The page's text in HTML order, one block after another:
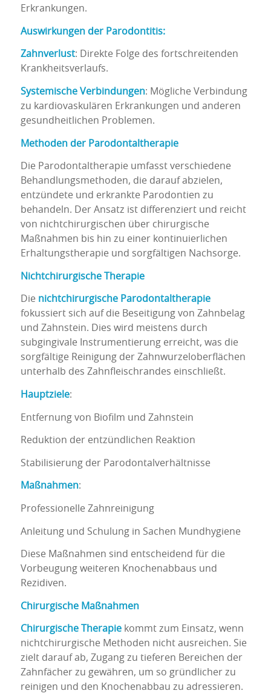
Erkrankungen.
Auswirkungen der Parodontitis:
Zahnverlust: Direkte Folge des fortschreitenden
Krankheitsverlaufs.
Systemische Verbindungen: Mögliche Verbindung
zu kardiovaskulären Erkrankungen und anderen
gesundheitlichen Problemen.
Methoden der Parodontaltherapie
Die Parodontaltherapie umfasst verschiedene
Behandlungsmethoden, die darauf abzielen,
entzündete und erkrankte Parodontien zu
behandeln. Der Ansatz ist differenziert und reicht
von nichtchirurgischen über chirurgische
Maßnahmen bis hin zu einer kontinuierlichen
Erhaltungstherapie und sorgfältigen Nachsorge.
Nichtchirurgische Therapie
Die nichtchirurgische Parodontaltherapie
fokussiert sich auf die Beseitigung von Zahnbelag
und Zahnstein. Dies wird meistens durch
subgingivale Instrumentierung erreicht, was die
sorgfältige Reinigung der Zahnwurzeloberflächen
unterhalb des Zahnfleischrandes einschließt.
Hauptziele:
Entfernung von Biofilm und Zahnstein
Reduktion der entzündlichen Reaktion
Stabilisierung der Parodontalverhältnisse
Maßnahmen:
Professionelle Zahnreinigung
Anleitung und Schulung in Sachen Mundhygiene
Diese Maßnahmen sind entscheidend für die
Vorbeugung weiteren Knochenabbaus und
Rezidiven.
Chirurgische Maßnahmen
Chirurgische Therapiekommt zum Einsatz, wenn
nichtchirurgische Methoden nicht ausreichen. Sie
zielt darauf ab, Zugang zu tieferen Bereichen der
Zahnfächer zu gewähren, um so gründlicher zu
reinigen und den Knochenabbau zu adressieren.